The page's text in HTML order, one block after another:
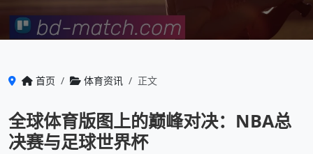
首页 体育资讯 正文
全球体育版图上的巅峰对决：NBA总
决赛与足球世界杯